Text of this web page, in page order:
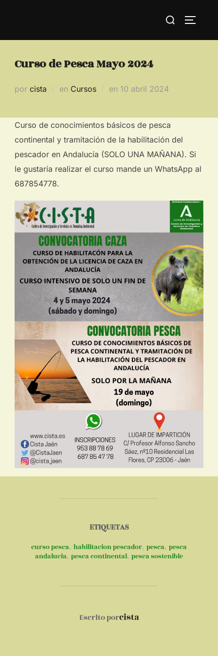
Buscar:
Curso de Pesca Mayo 2024
por cista en Cursos en Publicado
10 abril 2024
Curso de conocimientos básicos de pesca
continental y tramitación de la habilitación del
pescador en Andalucía (SOLO UNA MAÑANA). Si
le gustaría realizar el curso mande un WhatsApp al
687854778.
ETIQUETAS
curso pesca, habilitacion pescador, pesca, pesca
andalucia, pesca continental, pesca sostenible
AUTOR DE LA PUBLICACIÓN
Escrito porcista